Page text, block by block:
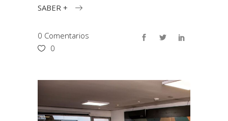
SABER +
0 Comentarios
0